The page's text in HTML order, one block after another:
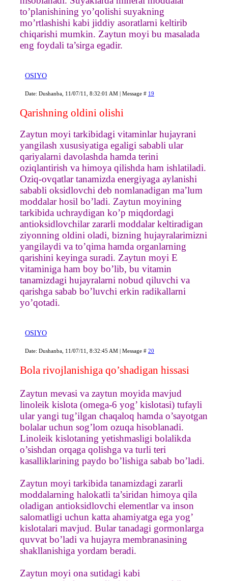
to’planishining yo’qolishi suyakning
mo’rtlashishi kabi jiddiy asoratlarni keltirib
chiqarishi mumkin. Zaytun moyi bu masalada
eng foydali ta’sirga egadir.
OSIYO
Date: Dushanba, 11/07/11, 8:32:01 AM | Message # 19
Qarishning oldini olishi
Zaytun moyi tarkibidagi vitaminlar hujayrani
yangilash xususiyatiga egaligi sababli ular
qariyalarni davolashda hamda terini
oziqlantirish va himoya qilishda ham ishlatiladi.
Oziq-ovqatlar tanamizda energiyaga aylanishi
sababli oksidlovchi deb nomlanadigan ma’lum
moddalar hosil bo’ladi. Zaytun moyining
tarkibida uchraydigan ko’p miqdordagi
antioksidlovchilar zararli moddalar keltiradigan
ziyonning oldini oladi, bizning hujayralarimizni
yangilaydi va to’qima hamda organlarning
qarishini keyinga suradi. Zaytun moyi E
vitaminiga ham boy bo’lib, bu vitamin
tanamizdagi hujayralarni nobud qiluvchi va
qarishga sabab bo’luvchi erkin radikallarni
yo’qotadi.
OSIYO
Date: Dushanba, 11/07/11, 8:32:45 AM | Message # 20
Bola rivojlanishiga qo’shadigan hissasi
Zaytun mevasi va zaytun moyida mavjud
linoleik kislota (omega-6 yog’ kislotasi) tufayli
ular yangi tug’ilgan chaqaloq hamda o’sayotgan
bolalar uchun sog’lom ozuqa hisoblanadi.
Linoleik kislotaning yetishmasligi bolalikda
o’sishdan orqaga qolishga va turli teri
kasalliklarining paydo bo’lishiga sabab bo’ladi.
Zaytun moyi tarkibida tanamizdagi zararli
moddalarning halokatli ta’siridan himoya qila
oladigan antioksidlovchi elementlar va inson
salomatligi uchun katta ahamiyatga ega yog’
kislotalari mavjud. Bular tanadagi gormonlarga
quvvat bo’ladi va hujayra membranasining
shakllanishiga yordam beradi.
Zaytun moyi ona sutidagi kabi